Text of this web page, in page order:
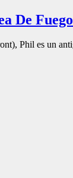
Phil es un